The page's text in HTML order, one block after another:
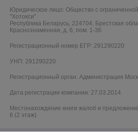
Юридическое лицо: Общество с
"Хотокси"
Республика Беларусь, 224704, Брестская
Краснознаменная, д. 6, пом. 1-36
Регистрационный номер ЕГР: 291290220
УНП: 291290220
Регистрационный орган: Администрация
Дата регистрации компании: 27.03.2014
Местонахождение книги жалоб и
6 (2 этаж)